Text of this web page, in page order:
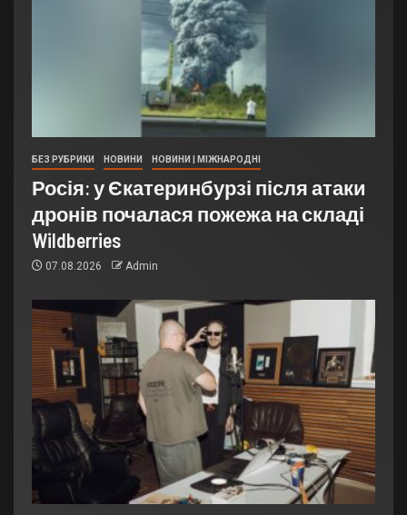
БЕЗ РУБРИКИ НОВИНИ НОВИНИ | МІЖНАРОДНІ
Росія: у Єкатеринбурзі після атаки
дронів почалася пожежа на складі
Wildberries
07.08.2026 Admin